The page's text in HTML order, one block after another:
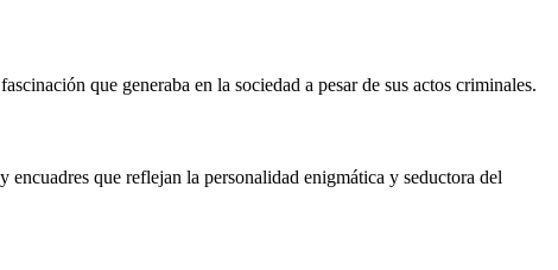
que generaba en la sociedad a pesar de sus actos criminales.
que reflejan la personalidad enigmática y seductora del